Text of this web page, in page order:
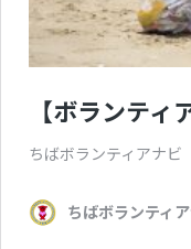
【ボランテ
ちばボランティアナ
ちばボランティ